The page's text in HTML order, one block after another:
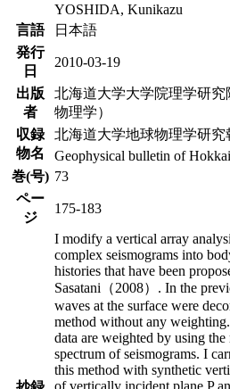
YOSHIDA, Kunikazu
言語
日本語
発行
日
2010-03-19
出版
者
北海道大学大学院理学研
物理学）
収録
物名
北海道大学地球物理学研究
Geophysical bulletin of
巻(号) 73
ペー
ジ
175-183
I modify a vertical array
complex seismograms into
histories that have been
Sasatani（2008）. In the
waves at the surface were
method without any
data are weighted by using
spectrum of seismograms. I
this method with synthetic
of vertically incident plane P